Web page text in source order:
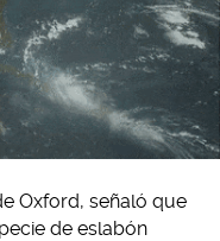
Oxford, señaló que
de eslabón